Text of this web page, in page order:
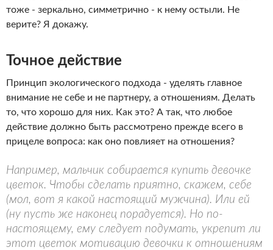
тоже - зеркально, симметрично - к нему остыли. Не
верите? Я докажу.
Точное действие
Принцип экологического подхода - уделять главное
внимание не себе и не партнеру, а отношениям. Делать
то, что хорошо для них. Как это? А так, что любое
действие должно быть рассмотрено прежде всего в
прицеле вопроса: как оно повлияет на отношения?
Например, мальчик собирается купить девочке
цветок. Чтобы сделать приятно, скажем, себе
(мол, вот я какой настоящий мужчина). Или ей
(ну пусть же наконец порадуется). Но по-
настоящему, ему следует подумать, укрепит ли
этот цветок мотивацию девочки к отношениям